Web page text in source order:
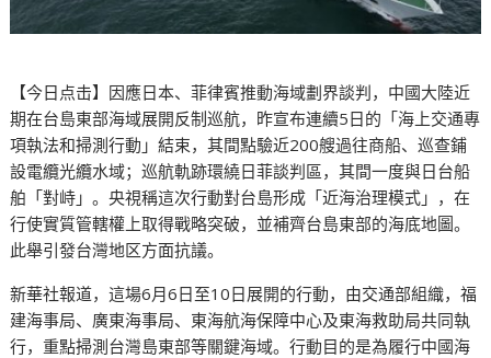
【今日点击】因應日本、菲律賓推動海域劃界談判，中國大陸近
期在台島東部海域展開反制巡航，昨宣布連續5日的「海上交通專
項執法和掃測行動」結束，其間點驗近200艘過往商船、巡查鋪
設電纜光纜水域；巡航軌跡環繞日菲談判區，其間一度與日台船
舶「對峙」。央視稱這次行動對台島形成「近海治理模式」，在
行使實質管轄權上取得戰略突破，並補齊台島東部的海底地圖。
此舉引發台灣地区方面抗議。
新華社報道，這場6月6日至10日展開的行動，由交通部組織，福
建海事局、廣東海事局、東海航海保障中心及東海救助局共同執
行，重點掃測台灣島東部等關鍵海域。行動目的是為履行中國海